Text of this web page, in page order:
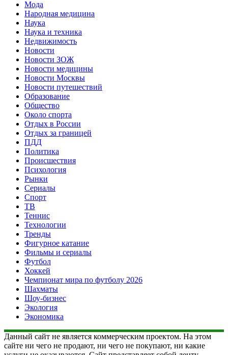
Мода
Народная медицина
Наука
Наука и техника
Недвижимость
Новости
Новости ЗОЖ
Новости медицины
Новости Москвы
Новости путешествий
Образование
Общество
Около спорта
Отдых в России
Отдых за границей
ПДД
Политика
Происшествия
Психология
Рынки
Сериалы
Спорт
ТВ
Теннис
Технологии
Тренды
Фигурное катание
Фильмы и сериалы
Футбол
Хоккей
Чемпионат мира по футболу 2026
Шахматы
Шоу-бизнес
Экология
Экономика
Данный сайт не является коммерческим проектом. На этом
сайте ни чего не продают, ни чего не покупают, ни какие